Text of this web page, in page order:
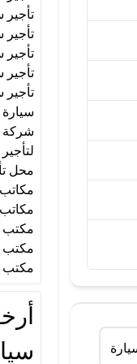
تأجير
تأجير
سيارة
شركة
محل
مكتب
مكتب
مكتب